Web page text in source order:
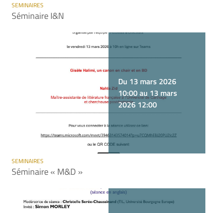
SEMINAIRES
Séminaire I&N
Du 13 mars 2026
10:00 au 13 mars
2026 12:00
SEMINAIRES
Séminaire « M&D »